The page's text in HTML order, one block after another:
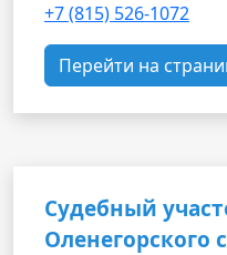
+7 (815) 526-1072
Перейти на
Cудебный
Оленегорского